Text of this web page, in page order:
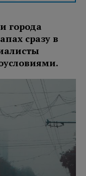
города
сразу в